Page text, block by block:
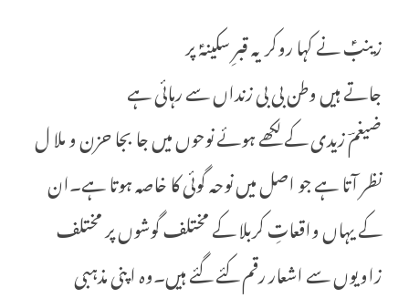
زینبؑ نے کہا روکر یہ قبرِ سکینہؑ پر
جاتے ہیں وطن بی بی زنداں سے رہائی ہے
ضیغمؔ زیدی کے لکھے ہوئے نوحوں میں جا بجا حزن و ملا ل
نظر آتا ہے جو اصل میں نوحہ گوئی کا خاصہ ہوتا ہے۔ان
کے یہاں واقعاتِ کربلا کے مختلف گوشوں پر مختلف
زاویوں سے اشعار رقم کئے گئے ہیں۔وہ اپنی مذہبی